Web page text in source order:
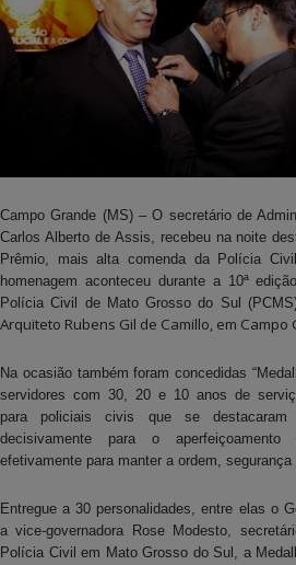
Campo Grande (MS) – O secretário de
Carlos Alberto de Assis, recebeu na noite
Prêmio, mais alta comenda da Polícia
homenagem aconteceu durante a 10ª
Polícia Civil de Mato Grosso do Sul
Arquiteto Rubens Gil de Camillo, em Campo
Na ocasião também foram concedidas
servidores com 30, 20 e 10 anos de
para policiais civis que se destacaram
decisivamente para o aperfeiçoamento
efetivamente para manter a ordem, segurança
Entregue a 30 personalidades, entre elas o
a vice-governadora Rose Modesto,
Polícia Civil em Mato Grosso do Sul, a